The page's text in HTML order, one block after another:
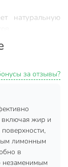
натуральную
всех бытовых
химикатов,
аромат
и имеет
мелкий
за отзывы?
включая жир и
лимонным
в
незаменимым